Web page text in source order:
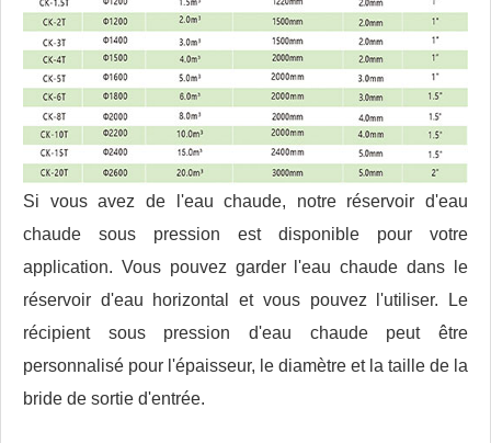
Si vous avez de l'eau chaude, notre réservoir d'eau
chaude sous pression est disponible pour votre
application. Vous pouvez garder l'eau chaude dans le
réservoir d'eau horizontal et vous pouvez l'utiliser. Le
récipient sous pression d'eau chaude peut être
personnalisé pour l'épaisseur, le diamètre et la taille de la
bride de sortie d'entrée.